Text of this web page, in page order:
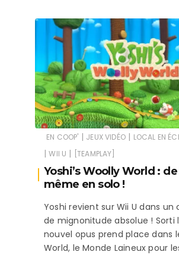
EN COOP' | JEUX VIDÉO | LOCAL EN
| WII U | [TEAMPLAY]
Yoshi’s Woolly World : de
même en solo !
Yoshi revient sur Wii U dans
de mignonitude absolue ! Sorti
nouvel opus prend place dans
World, le Monde Laineux pour